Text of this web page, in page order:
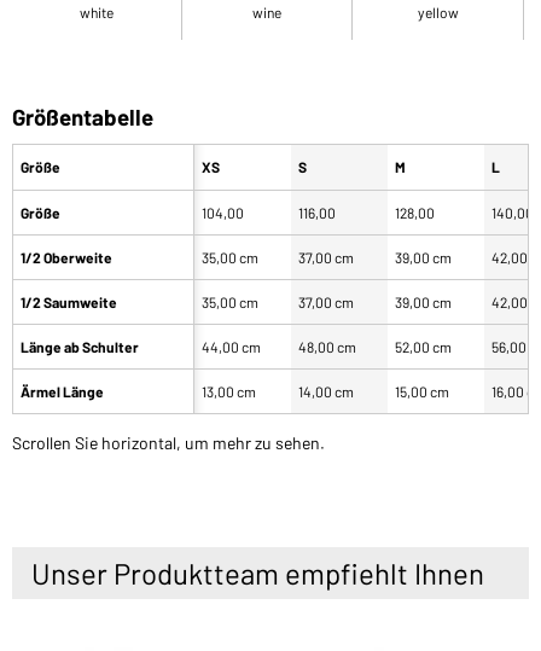
white wine yellow
Größentabelle
Größe
Größe
1/2 Oberweite
1/2 Saumweite
Länge ab Schulter
Ärmel Länge
XS S M L
104,00 116,00 128,00 140,00
35,00 cm 37,00 cm 39,00 cm 42,00
35,00 cm 37,00 cm 39,00 cm 42,00
44,00 cm 48,00 cm 52,00 cm 56,00
13,00 cm 14,00 cm 15,00 cm 16,00
Scrollen Sie horizontal, um mehr zu sehen.
Unser Produktteam empfiehlt Ihnen